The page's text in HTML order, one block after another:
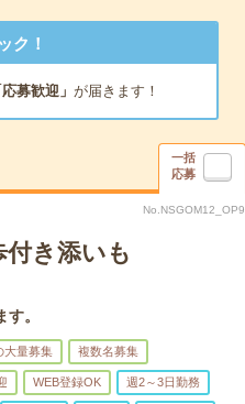
ク！
募歓迎」 が届きます！
一括
応募
No.NSGOM12_OP9
付き添いも
。
大量募集 複数名募集
WEB登録OK 週2～3日勤務